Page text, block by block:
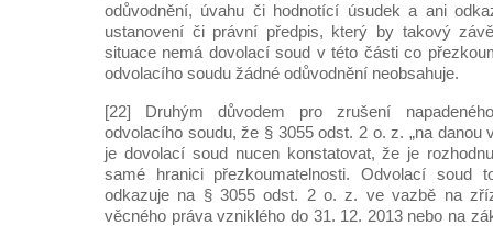
odůvodnění, úvahu či hodnotící úsudek a ani
ustanovení či právní předpis, který by takový
situace nemá dovolací soud v této části co
odvolacího soudu žádné odůvodnění neobsahuje.
[22] Druhým důvodem pro zrušení
odvolacího soudu, že § 3055 odst. 2 o. z. „na danou
je dovolací soud nucen konstatovat, že je
samé hranici přezkoumatelnosti. Odvolací soud
odkazuje na § 3055 odst. 2 o. z. ve vazbě na
věcného práva vzniklého do 31. 12. 2013 nebo na